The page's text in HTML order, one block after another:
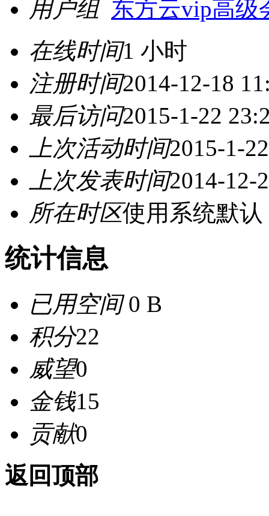
用户组 东方云vip高级
在线时间1 小时
注册时间2014-12-18
最后访问2015-1-22
上次活动时间2015-1-
上次发表时间2014-12-
所在时区使用系统默认
统计信息
已用空间0 B
积分22
威望0
金钱15
贡献0
返回顶部